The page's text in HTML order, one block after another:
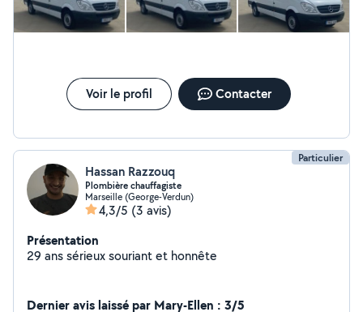
Voir le profil Contacter
Particulier
Hassan Razzouq
Plombière chauffagiste
Marseille (George-Verdun)
4,3/5 (3 avis)
Présentation
29 ans sérieux souriant et honnête
Dernier avis laissé par Mary-Ellen : 3/5